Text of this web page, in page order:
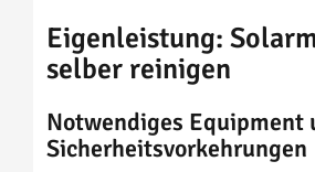
Eigenleistung:
selber reinigen
Notwendiges Equipment
Sicherheitsvorkehrungen